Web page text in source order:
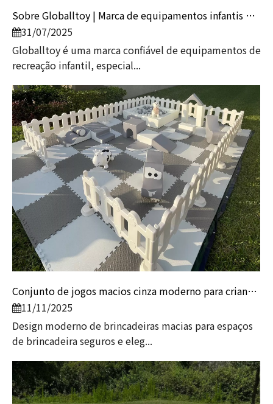
Sobre Globalltoy | Marca de equipamentos infantis macios
31/07/2025
Globalltoy é uma marca confiável de equipamentos de
recreação infantil, especial...
Conjunto de jogos macios cinza moderno para crianças | Equipamento de playground interno da Globalltoy
11/11/2025
Design moderno de brincadeiras macias para espaços
de brincadeira seguros e eleg...